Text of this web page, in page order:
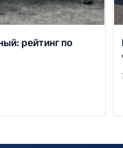
рейтинг по